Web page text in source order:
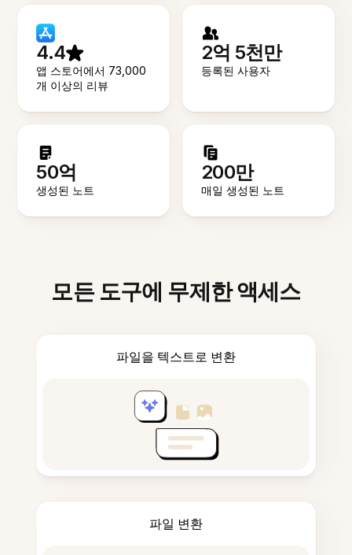
4.4
앱 스토어에서 73,000
개 이상의 리뷰
2억 5천만
등록된 사용자
50억
생성된 노트
200만
매일 생성된 노트
모든 도구에 무제한 액세스
파일을 텍스트로 변환
파일 변환